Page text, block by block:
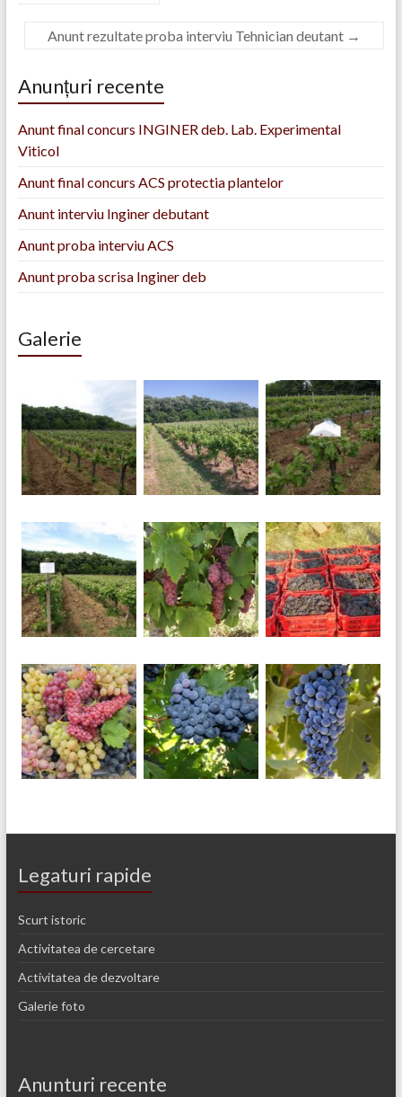
Anunt rezultate proba interviu Tehnician deutant →
Anunțuri recente
Anunt final concurs INGINER deb. Lab. Experimental
Viticol
Anunt final concurs ACS protectia plantelor
Anunt interviu Inginer debutant
Anunt proba interviu ACS
Anunt proba scrisa Inginer deb
Galerie
Legaturi rapide
Scurt istoric
Activitatea de cercetare
Activitatea de dezvoltare
Galerie foto
Anunturi recente